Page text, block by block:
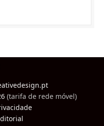
(tarifa de rede móvel)